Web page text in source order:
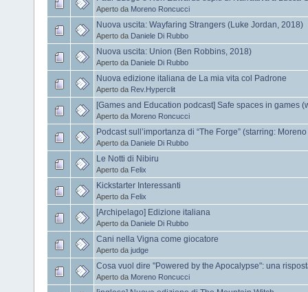
Aperto da Moreno Roncucci
Nuova uscita: Wayfaring Strangers (Luke Jordan, 2018)
Aperto da Daniele Di Rubbo
Nuova uscita: Union (Ben Robbins, 2018)
Aperto da Daniele Di Rubbo
Nuova edizione italiana de La mia vita col Padrone
Aperto da Rev.Hyperclit
[Games and Education podcast] Safe spaces in games
Aperto da Moreno Roncucci
Podcast sull’importanza di “The Forge” (starring:
Aperto da Daniele Di Rubbo
Le Notti di Nibiru
Aperto da Felix
Kickstarter Interessanti
Aperto da Felix
[Archipelago] Edizione italiana
Aperto da Daniele Di Rubbo
Cani nella Vigna come giocatore
Aperto da judge
Cosa vuol dire "Powered by the Apocalypse": una
Aperto da Moreno Roncucci